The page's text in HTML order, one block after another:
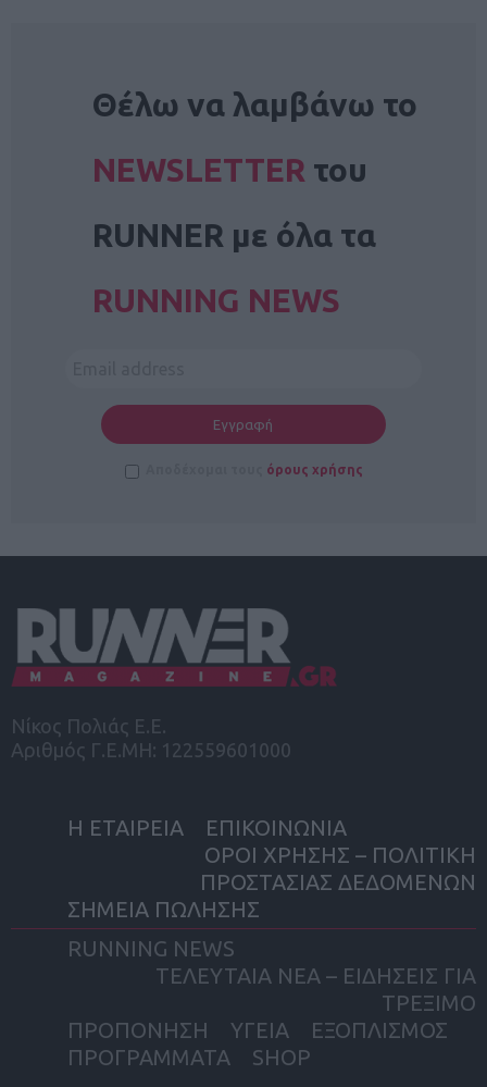
Θέλω να λαμβάνω το
NEWSLETTER του
RUNNER με όλα τα
RUNNING NEWS
όρους χρήσης
Νίκος Πολιάς Ε.Ε.
Αριθμός Γ.Ε.ΜΗ: 122559601000
Η ΕΤΑΙΡΕΙΑ
ΕΠΙΚΟΙΝΩΝΙΑ
ΟΡΟΙ ΧΡΗΣΗΣ – ΠΟΛΙΤΙΚΗ
ΠΡΟΣΤΑΣΙΑΣ ΔΕΔΟΜΕΝΩΝ
ΣΗΜΕΙΑ ΠΩΛΗΣΗΣ
RUNNING NEWS
ΤΕΛΕΥΤΑΙΑ ΝΕΑ – ΕΙΔΗΣΕΙΣ ΓΙΑ
ΤΡΕΞΙΜΟ
ΠΡΟΠΟΝΗΣΗ
ΥΓΕΙΑ
ΕΞΟΠΛΙΣΜΟΣ
ΠΡΟΓΡΑΜΜΑΤΑ
SHOP